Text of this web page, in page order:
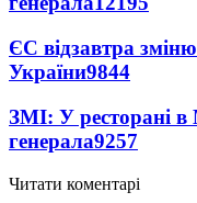
ЄС відзавтра
України9844
ЗМІ: У ресторані в
генерала9257
Читати коментарі